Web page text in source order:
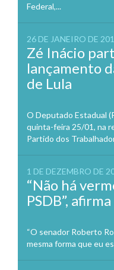
Federal,...
26 DE JANEIRO DE
Zé Inácio
lançamento
de Lula
O Deputado Estadual
quinta-feira 25/01, na
Partido dos
1 DE DEZEMBRO DE
“Não há
PSDB”,
“O senador Roberto
mesma forma que eu